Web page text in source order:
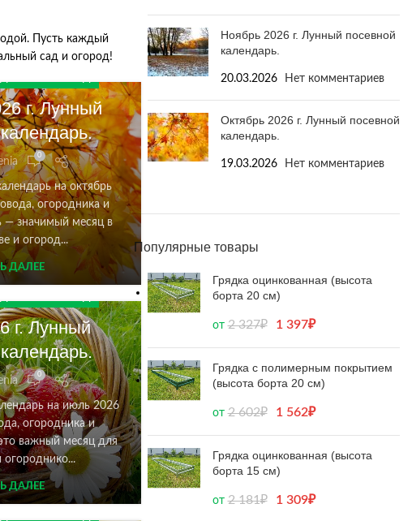
Пусть каждый
сад и огород!
г. Лунный
0
на октябрь
огородника и
— значимый месяц в
и огород...
ДАЛЕЕ
г. Лунный
0
на июль 2026
огородника и
важный месяц для
огороднико...
ДАЛЕЕ
Ноябрь 2026 г. Лунный посевной
календарь.
20.03.2026 Нет комментариев
Октябрь 2026 г. Лунный посевной
календарь.
19.03.2026 Нет комментариев
Популярные товары
Грядка оцинкованная (высота
борта 20 см)
от 2 327₽ 1 397₽
Грядка с полимерным покрытием
(высота борта 20 см)
от 2 602₽ 1 562₽
Грядка оцинкованная (высота
борта 15 см)
от 2 181₽ 1 309₽